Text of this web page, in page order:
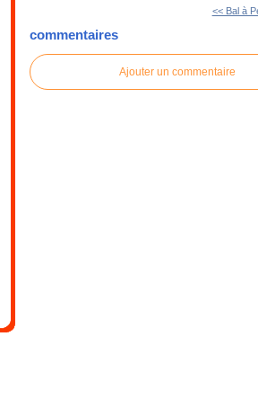
<< Bal à
commentaires
Ajouter un commentaire